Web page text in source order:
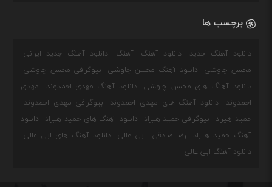
برچسب ها
دانلود آهنگ جدید دانلود آهنگ آهنگ
دانلود آهنگ جدید ایرانی
محسن چاوشی
دانلود آهنگ محسن چاوشی
بیوگرافی محسن چاوشی
دانلود آهنگ های محسن چاوشی
دانلود آهنگ مهدی احمدوند
مهدی
احمدوند
دانلود آهنگ های مهدی احمدوند
بیوگرافی مهدی احمدوند
حمید هیراد
بیوگرافی حمید هیراد دانلود آهنگ های حمید هیراد
دانلود
آهنگ حمید هیراد
رضا صادقی ابی عالی
دانلود آهنگ های ابی عالی
دانلود آهنگ ابی عالی